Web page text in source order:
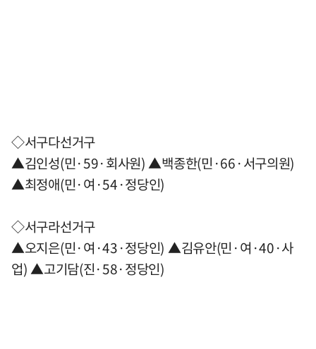
◇서구다선거구
▲김인성(민·59·회사원) ▲백종한(민·66·서구의원)
▲최정애(민·여·54·정당인)
◇서구라선거구
▲오지은(민·여·43·정당인) ▲김유안(민·여·40·사
업) ▲고기담(진·58·정당인)